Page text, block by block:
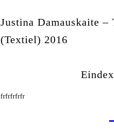
Justina Damauskaite –
(Textiel) 2016
frfrfrfrfr